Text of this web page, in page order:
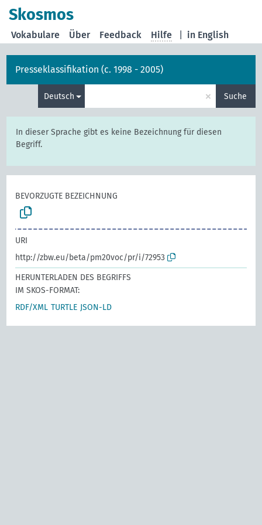
Skosmos
in English
Vokabulare Über Feedback Hilfe
Presseklassifikation (c. 1998 - 2005)
Deutsch × Suche
In dieser Sprache gibt es keine Bezeichnung für diesen
Begriff.
BEVORZUGTE BEZEICHNUNG
URI
http://zbw.eu/beta/pm20voc/pr/i/72953
HERUNTERLADEN DES BEGRIFFS
IM SKOS-FORMAT:
RDF/XML TURTLE JSON-LD